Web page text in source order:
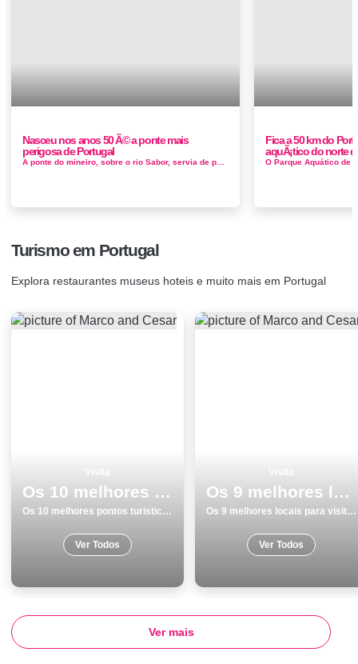
Nasceu nos anos 50 Ã© a ponte mais
perigosa de Portugal
Fica a 50 km do
aquÃ¡tico do norte
Turismo em Portugal
Explora restaurantes museus hoteis e muito mais em Portugal
Os 10 melhores pontos turisticos para visitar em Monumentos Portalegre
Os 10 melhores pontos turisticos para visitar em Monumentos Portalegre
Ver Todos
Os 9 melhores locais para visitar em BraganÃ§a
Os 9 melhores locais para visitar em BraganÃ§a
Ver Todos
Ver mais